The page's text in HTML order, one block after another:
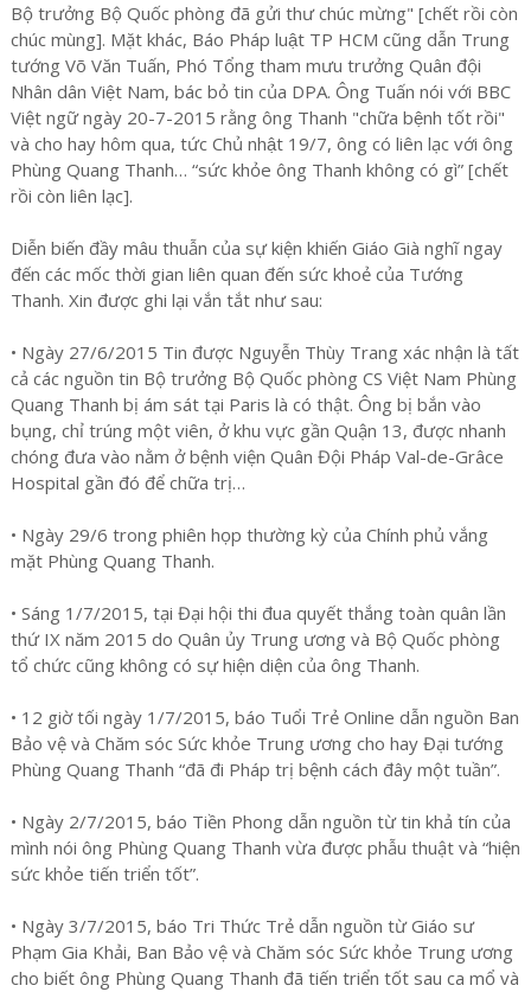
Bộ trưởng Bộ Quốc phòng đã gửi thư chúc mừng" [chết rồi còn
chúc mùng]. Mặt khác, Báo Pháp luật TP HCM cũng dẫn Trung
tướng Võ Văn Tuấn, Phó Tổng tham mưu trưởng Quân đội
Nhân dân Việt Nam, bác bỏ tin của DPA. Ông Tuấn nói với BBC
Việt ngữ ngày 20-7-2015 rằng ông Thanh "chữa bệnh tốt rồi"
và cho hay hôm qua, tức Chủ nhật 19/7, ông có liên lạc với ông
Phùng Quang Thanh… “sức khỏe ông Thanh không có gì” [chết
rồi còn liên lạc].
Diễn biến đầy mâu thuẫn của sự kiện khiến Giáo Già nghĩ ngay
đến các mốc thời gian liên quan đến sức khoẻ của Tướng
Thanh. Xin được ghi lại vắn tắt như sau:
• Ngày 27/6/2015 Tin được Nguyễn Thùy Trang xác nhận là tất
cả các nguồn tin Bộ trưởng Bộ Quốc phòng CS Việt Nam Phùng
Quang Thanh bị ám sát tại Paris là có thật. Ông bị bắn vào
bụng, chỉ trúng một viên, ở khu vực gần Quận 13, được nhanh
chóng đưa vào nằm ở bệnh viện Quân Đội Pháp Val-de-Grâce
Hospital gần đó để chữa trị…
• Ngày 29/6 trong phiên họp thường kỳ của Chính phủ vắng
mặt Phùng Quang Thanh.
• Sáng 1/7/2015, tại Đại hội thi đua quyết thắng toàn quân lần
thứ IX năm 2015 do Quân ủy Trung ương và Bộ Quốc phòng
tổ chức cũng không có sự hiện diện của ông Thanh.
• 12 giờ tối ngày 1/7/2015, báo Tuổi Trẻ Online dẫn nguồn Ban
Bảo vệ và Chăm sóc Sức khỏe Trung ương cho hay Đại tướng
Phùng Quang Thanh “đã đi Pháp trị bệnh cách đây một tuần”.
• Ngày 2/7/2015, báo Tiền Phong dẫn nguồn từ tin khả tín của
mình nói ông Phùng Quang Thanh vừa được phẫu thuật và “hiện
sức khỏe tiến triển tốt”.
• Ngày 3/7/2015, báo Tri Thức Trẻ dẫn nguồn từ Giáo sư
Phạm Gia Khải, Ban Bảo vệ và Chăm sóc Sức khỏe Trung ương
cho biết ông Phùng Quang Thanh đã tiến triển tốt sau ca mổ và